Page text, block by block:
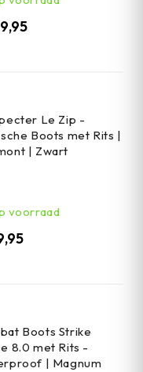
Le Zip -
Boots met Rits |
| Zwart
voorraad
Boots Strike
8.0 met Rits -
| Magnum